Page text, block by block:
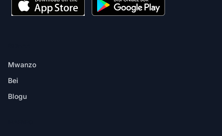
Mwanzo
Bei
Blogu